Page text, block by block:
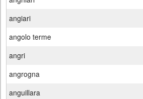
angiari
angolo terme
angri
angrogna
anguillara